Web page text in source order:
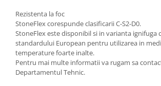
Rezistenta la foc
StoneFlex corespunde clasificarii C-S2-D0.
StoneFlex este disponibil si in varianta ignifuga
standardului European pentru utilizarea in
temperature foarte inalte.
Pentru mai multe informatii va rugam sa
Departamentul Tehnic.